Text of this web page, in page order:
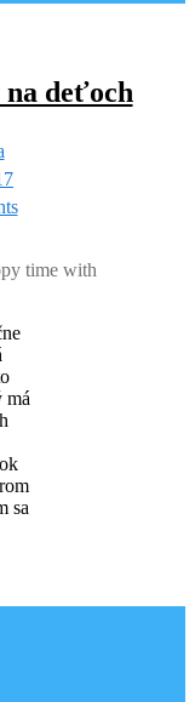
na deťoch
on
Zastavme
natime with
má
sa